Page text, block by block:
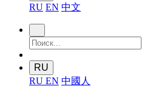
RU EN 中文
RU
RU EN 中國人